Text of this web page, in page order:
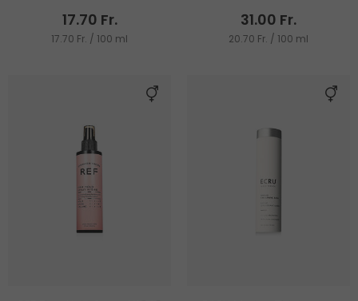
17.70 Fr.
17.70 Fr. / 100 ml
31.00 Fr.
20.70 Fr. / 100 ml